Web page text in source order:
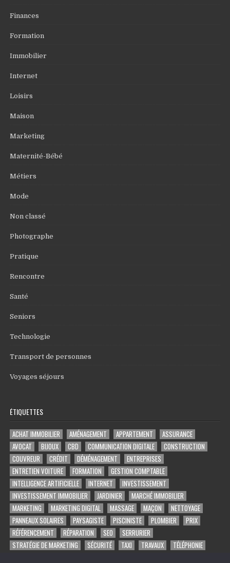
Finances
Formation
Immobilier
Internet
Loisirs
Maison
Marketing
Maternité-Bébé
Métiers
Mode
Non classé
Photographe
Pratique
Rencontre
Santé
Seniors
Technologie
Transport de personnes
Voyages séjours
ÉTIQUETTES
ACHAT IMMOBILIER AMÉNAGEMENT APPARTEMENT
ASSURANCE
AVOCAT
BIJOUX CBD COMMUNICATION DIGITALE
CONSTRUCTION
COUVREUR
CRÉDIT DÉMÉNAGEMENT
ENTREPRISES
ENTRETIEN VOITURE
FORMATION
GESTION COMPTABLE
INTELLIGENCE ARTIFICIELLE
INTERNET
INVESTISSEMENT
INVESTISSEMENT IMMOBILIER
JARDINIER
MARCHÉ IMMOBILIER
MARKETING
MARKETING DIGITAL MASSAGE MAÇON
NETTOYAGE
PANNEAUX SOLAIRES
PAYSAGISTE PISCINISTE PLOMBIER
PRIX
RÉFÉRENCEMENT
RÉPARATION SEO
SERRURIER
STRATÉGIE DE MARKETING
SÉCURITÉ TAXI TRAVAUX
TÉLÉPHONIE